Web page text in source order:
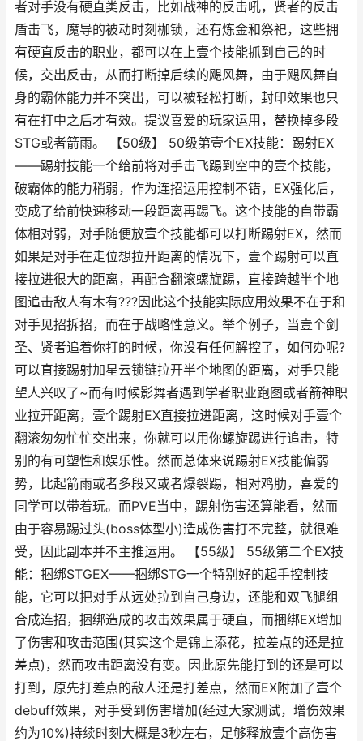
者对手没有硬直类反击，比如战神的反击吼，贤者的反击
盾击飞，魔导的被动时刻枷锁，还有炼金和祭祀，这些拥
有硬直反击的职业，都可以在上壹个技能抓到自己的时
候，交出反击，从而打断掉后续的飓风舞，由于飓风舞自
身的霸体能力并不突出，可以被轻松打断，封印效果也只
有在打中之后才有效。提议喜爱的玩家运用，替换掉多段
STG或者箭雨。 【50级】 50级第壹个EX技能：踢射EX
——踢射技能一个给前将对手击飞踢到空中的壹个技能，
破霸体的能力稍弱，作为连招运用控制不错，EX强化后，
变成了给前快速移动一段距离再踢飞。这个技能的自带霸
体相对弱，对手随便放壹个技能都可以打断踢射EX，然而
如果是对手在走位想拉开距离的情况下，壹个踢射可以直
接拉进很大的距离，再配合翻滚螺旋踢，直接跨越半个地
图追击敌人有木有???因此这个技能实际应用效果不在于和
对手见招拆招，而在于战略性意义。举个例子，当壹个剑
圣、贤者追着你打的时候，你没有任何解控了，如何办呢?
可以直接踢射加星云锁链拉开半个地图的距离，对手只能
望人兴叹了~而有时候影舞者遇到学者职业跑图或者箭神职
业拉开距离，壹个踢射EX直接拉进距离，这时候对手壹个
翻滚匆匆忙忙交出来，你就可以用你螺旋踢进行追击，特
别的有可塑性和娱乐性。然而总体来说踢射EX技能偏弱
势，比起箭雨或者多段又或者爆裂踢，相对鸡肋，喜爱的
同学可以带着玩。而PVE当中，踢射伤害还算能看，然而
由于容易踢过头(boss体型小)造成伤害打不完整，就很难
受，因此副本并不主推运用。 【55级】 55级第二个EX技
能：捆绑STGEX——捆绑STG一个特别好的起手控制技
能，它可以把对手从远处拉到自己身边，还能和双飞腿组
合成连招，捆绑造成的攻击效果属于硬直，而捆绑EX增加
了伤害和攻击范围(其实这个是锦上添花，拉差点的还是拉
差点)，然而攻击距离没有变。因此原先能打到的还是可以
打到，原先打差点的敌人还是打差点，然而EX附加了壹个
debuff效果，对手受到伤害增加(经过大家测试，增伤效果
约为10%)持续时刻大概是3秒左右，足够释放壹个高伤害